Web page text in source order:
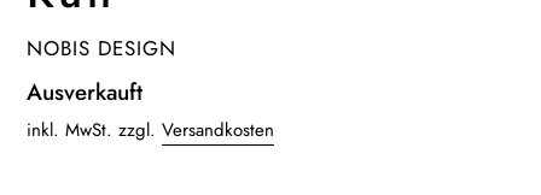
VERKÄUFER
NOBIS DESIGN
Normaler
Preis
Ausverkauft
inkl. MwSt. zzgl. Versandkosten